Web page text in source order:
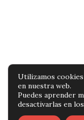
Copyright ©
Política de
Utilizamos
en nuestra web.
Puedes aprender
desactivarlas en los